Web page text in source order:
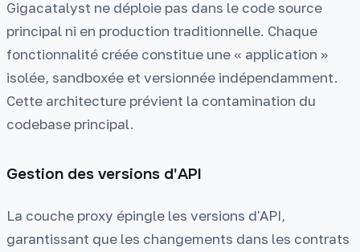
Gigacatalyst ne déploie pas dans le code source
principal ni en production traditionnelle. Chaque
fonctionnalité créée constitue une « application »
isolée, sandboxée et versionnée indépendamment.
Cette architecture prévient la contamination du
codebase principal.
Gestion des versions d'API
La couche proxy épingle les versions d'API,
garantissant que les changements dans les contrats